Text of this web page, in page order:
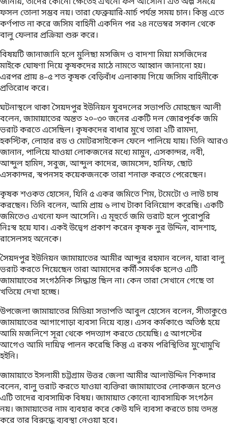
ফসল তোলা সম্ভব নয়। তারা ফেব্রুয়ারি-মার্চ পর্যন্ত সময় চান। কিন্তু এতে
কর্ণপাত না করে জসিম বাহিনী একদিন পর ২৪ নভেম্বর সকাল থেকে
বালু ফেলার প্রক্রিয়া শুরু করে।
বিষয়টি জানাজানি হলে মুলিছা মসজিদ ও বাদশা মিয়া মসজিদের
মাইকে ঘোষণা দিয়ে কৃষকদের মাঠে নামতে আহ্বান জানানো হয়।
এরপর প্রায় ৪–৫ শত কৃষক বেড়িবাঁধ এলাকায় গিয়ে জসিম বাহিনীকে
প্রতিরোধ করে।
ঘটনাস্থলে থাকা সৈয়দপুর ইউনিয়ন যুবদলের সভাপতি মোহছেন আলী
বলেন, জামায়াতের অন্তত ২০–৩০ জনের একটি দল জোরপূর্বক জমি
ভরাট করতে এসেছিল। কৃষকদের বাধার মুখে তারা ২টি রামদা,
হকস্টিক, লোহার রড ও মোটরসাইকেল ফেলে পালিয়ে যায়। তিনি আরও
জানান, পালিয়ে যাওয়া লোকজনের মধ্যে মামুন, এসকান্দর, নবী,
আব্দুল হামিদ, সবুজ, আব্দুল কাদের, জামসেদ, হানিফ, ছোট
এসকান্দর, স্বপনসহ কয়েকজনকে তারা শনাক্ত করতে পেরেছেন।
কৃষক শওকত হোসেন, যিনি ৫ একর জমিতে শিম, টমেটো ও লাউ চাষ
করছেন। তিনি বলেন, আমি প্রায় ৬ লাখ টাকা বিনিয়োগ করেছি। একটি
জমিতেও এখনো ফল আসেনি। এ মূহুর্তে জমি ভরাট হলে পুরোপুরি
নিঃস্ব হয়ে যাব। একই উদ্বেগ প্রকাশ করেন কৃষক নুর উদ্দিন, বাদশাহ,
রাসেলসহ অনেকে।
সৈয়দপুর ইউনিয়ন জামায়াতের আমীর আব্দুর রহমান বলেন, যারা বালু
ভরাট করতে গিয়েছেন তারা আমাদের কর্মী-সমর্থক হলেও এটি
জামায়াতের সংগঠনিক সিদ্ধান্ত ছিল না। কেন তারা সেখানে গেছে তা
খতিয়ে দেখা হচ্ছে।
উপজেলা জামায়াতের মিডিয়া সভাপতি আবুল হোসেন বলেন, সীতাকুণ্ডে
জামায়াতের আগাগোড়া ব্যবসা নিয়ে ব্যস্ত। এসব কর্মকাণ্ডে অতিষ্ঠ হয়ে
আমি মজলিশে সূরা থেকে পদত্যাগ করতে চেয়েছি। ৫ আগস্টের
আগেও আমি দায়িত্ব পালন করেছি কিন্তু এ রকম পরিস্থিতির মুখোমুখি
হইনি।
জামায়াতে ইসলামী চট্টগ্রাম উত্তর জেলা আমীর আলাউদ্দিন শিকদার
বলেন, বালু ভরাট করতে যাওয়া ব্যক্তিরা জামায়াতের লোকজন হলেও
এটি তাদের ব্যবসায়িক বিষয়। জামায়াত কোনো ব্যাবসায়িক সংগঠন
নয়। জামায়াতের নাম ব্যবহার করে কেউ যদি ব্যবসা করতে চায় তদন্ত
করে তার বিরুদ্ধে ব্যবস্থা নেওয়া হবে।